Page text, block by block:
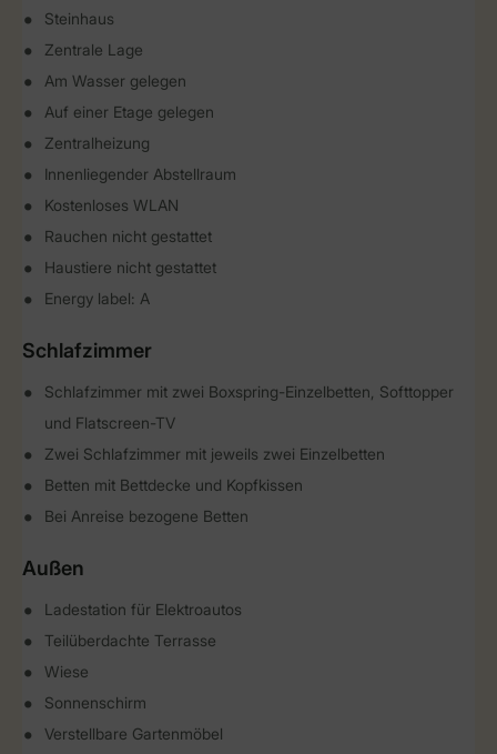
Steinhaus
Zentrale Lage
Am Wasser gelegen
Auf einer Etage gelegen
Zentralheizung
Innenliegender Abstellraum
Kostenloses WLAN
Rauchen nicht gestattet
Haustiere nicht gestattet
Energy label: A
Schlafzimmer
Schlafzimmer mit zwei Boxspring-Einzelbetten, Softtopper
und Flatscreen-TV
Zwei Schlafzimmer mit jeweils zwei Einzelbetten
Betten mit Bettdecke und Kopfkissen
Bei Anreise bezogene Betten
Außen
Ladestation für Elektroautos
Teilüberdachte Terrasse
Wiese
Sonnenschirm
Verstellbare Gartenmöbel